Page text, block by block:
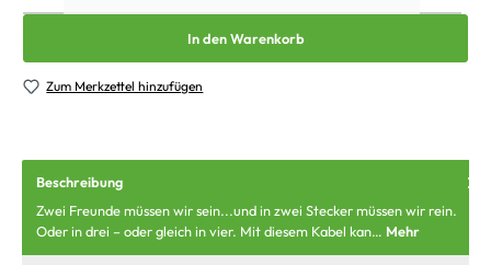
In den Warenkorb
Zum Merkzettel hinzufügen
Beschreibung
Zwei Freunde müssen wir sein...und in zwei Stecker müssen wir rein.
Oder in drei – oder gleich in vier. Mit diesem Kabel kan… Mehr